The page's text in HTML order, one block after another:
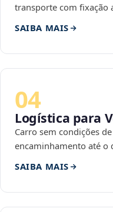
transporte com fixação
SAIBA MAIS
04
Logística para
Carro sem condições
encaminhamento até o
SAIBA MAIS